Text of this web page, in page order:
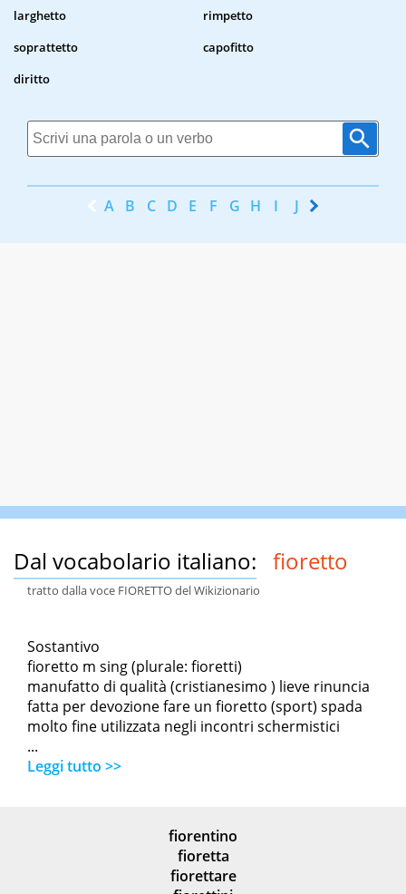
larghetto
rimpetto
soprattetto
capofitto
diritto
A B C D E F G H I J K
Dal vocabolario italiano: fioretto
tratto dalla voce FIORETTO del Wikizionario
Sostantivo
fioretto m sing (plurale: fioretti)
manufatto di qualità (cristianesimo ) lieve rinuncia
fatta per devozione fare un fioretto (sport) spada
molto fine utilizzata negli incontri schermistici
...
Leggi tutto >>
fiorentino
fioretta
fiorettare